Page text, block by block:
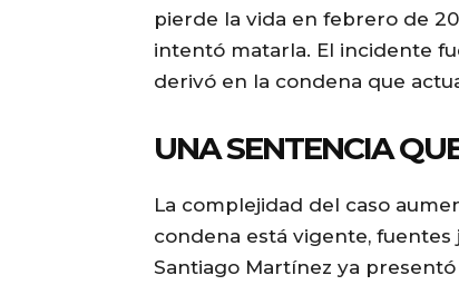
pierde la vida en febrero de
intentó matarla. El incidente
derivó en la condena que
UNA SENTENCIA
La complejidad del caso
condena está vigente,
Santiago Martínez ya